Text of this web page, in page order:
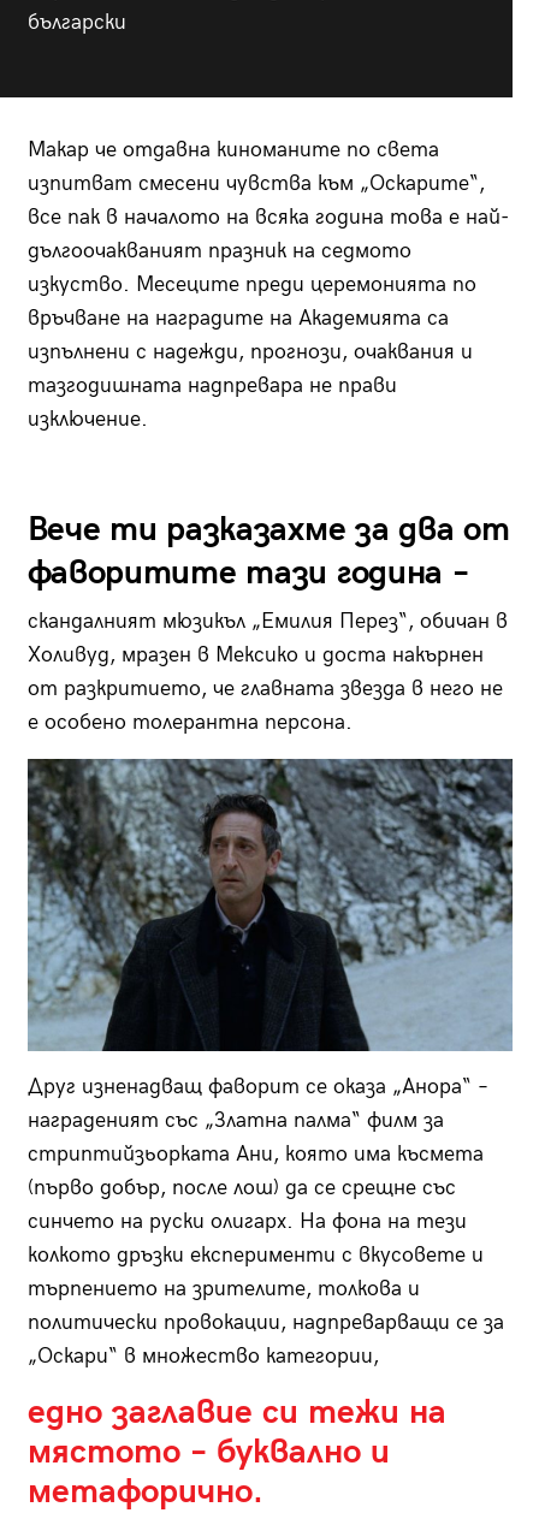
български
Макар че отдавна киноманите по света
изпитват смесени чувства към „Оскарите“,
все пак в началото на всяка година това е най-
дългоочакваният празник на седмото
изкуство. Месеците преди церемонията по
връчване на наградите на Академията са
изпълнени с надежди, прогнози, очаквания и
тазгодишната надпревара не прави
изключение.
Вече ти разказахме за два от
фаворитите тази година –
скандалният мюзикъл „Емилия Перез“, обичан в
Холивуд, мразен в Мексико и доста накърнен
от разкритието, че главната звезда в него не
е особено толерантна персона.
Друг изненадващ фаворит се оказа „Анора“ –
награденият със „Златна палма“ филм за
стриптийзьорката Ани, която има късмета
(първо добър, после лош) да се срещне със
синчето на руски олигарх. На фона на тези
колкото дръзки експерименти с вкусовете и
търпението на зрителите, толкова и
политически провокации, надпреварващи се за
„Оскари“ в множество категории,
едно заглавие си тежи на
мястото – буквално и
метафорично.